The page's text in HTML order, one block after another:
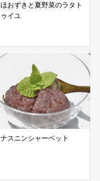
ほおずきと夏野菜のラタト
ゥイユ
ナスニンシャーベット